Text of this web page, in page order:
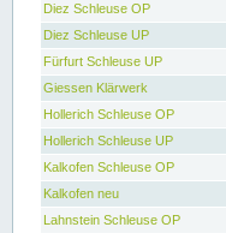
Diez Schleuse OP
Diez Schleuse UP
Fürfurt Schleuse UP
Giessen Klärwerk
Hollerich Schleuse OP
Hollerich Schleuse UP
Kalkofen Schleuse OP
Kalkofen neu
Lahnstein Schleuse OP